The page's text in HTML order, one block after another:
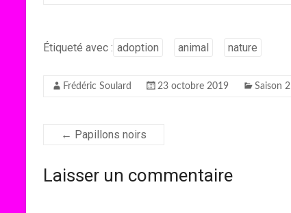
Étiqueté avec : adoption animal nature
Frédéric Soulard 23 octobre 2019 Saison 2
← Papillons noirs
Laisser un commentaire